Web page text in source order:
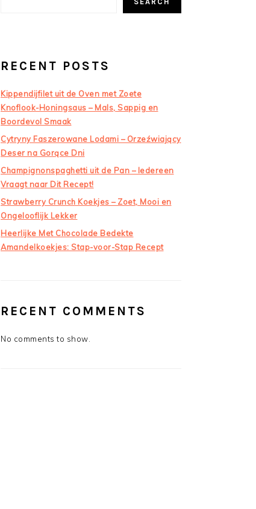
RECENT POSTS
Kippendijfilet uit de Oven met Zoete
Knoflook-Honingsaus – Mals, Sappig en
Boordevol Smaak
Cytryny Faszerowane Lodami – Orzeźwiający
Deser na Gorące Dni
Champignonspaghetti uit de Pan – Iedereen
Vraagt naar Dit Recept!
Strawberry Crunch Koekjes – Zoet, Mooi en
Ongelooflijk Lekker
Heerlijke Met Chocolade Bedekte
Amandelkoekjes: Stap-voor-Stap Recept
RECENT COMMENTS
No comments to show.